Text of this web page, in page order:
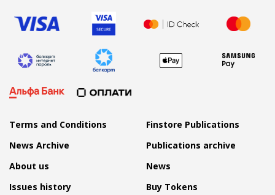
Terms and Conditions
Finstore Publications
News Archive
Publications archive
About us
News
Issues history
Buy Tokens